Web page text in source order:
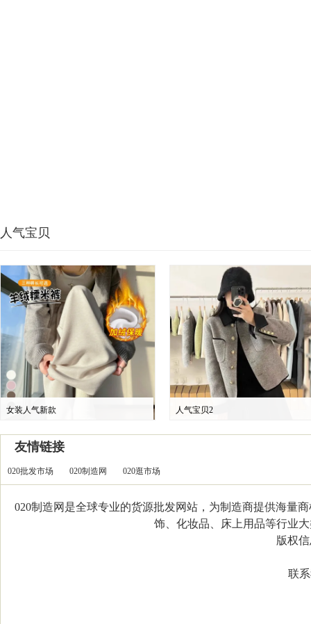
人气宝贝
女装人气新款 人气宝贝2
友情链接
020批发市场 020制造网 020逛市场
020制造网是全球专业的货源批发网站，为制造商提供海量
饰、化妆品、床上用品等行业
版权信
联